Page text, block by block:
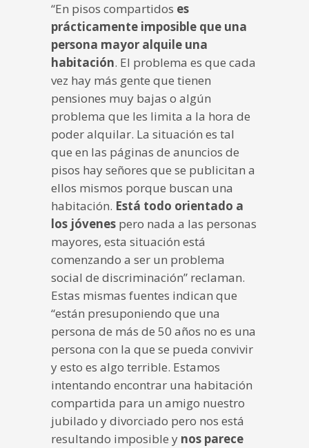
“En pisos compartidos es
prácticamente imposible que una
persona mayor alquile una
habitación. El problema es que cada
vez hay más gente que tienen
pensiones muy bajas o algún
problema que les limita a la hora de
poder alquilar. La situación es tal
que en las páginas de anuncios de
pisos hay señores que se publicitan a
ellos mismos porque buscan una
habitación. Está todo orientado a
los jóvenes pero nada a las personas
mayores, esta situación está
comenzando a ser un problema
social de discriminación” reclaman.
Estas mismas fuentes indican que
“están presuponiendo que una
persona de más de 50 años no es una
persona con la que se pueda convivir
y esto es algo terrible. Estamos
intentando encontrar una habitación
compartida para un amigo nuestro
jubilado y divorciado pero nos está
resultando imposible y nos parece